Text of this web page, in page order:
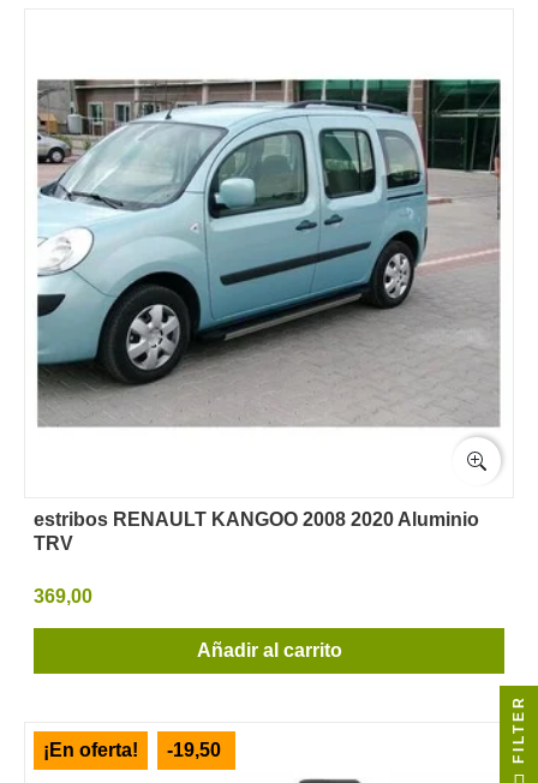
estribos RENAULT KANGOO 2008 2020 Aluminio
TRV
369,00
Añadir al carrito
¡En oferta! -19,50 FILTER